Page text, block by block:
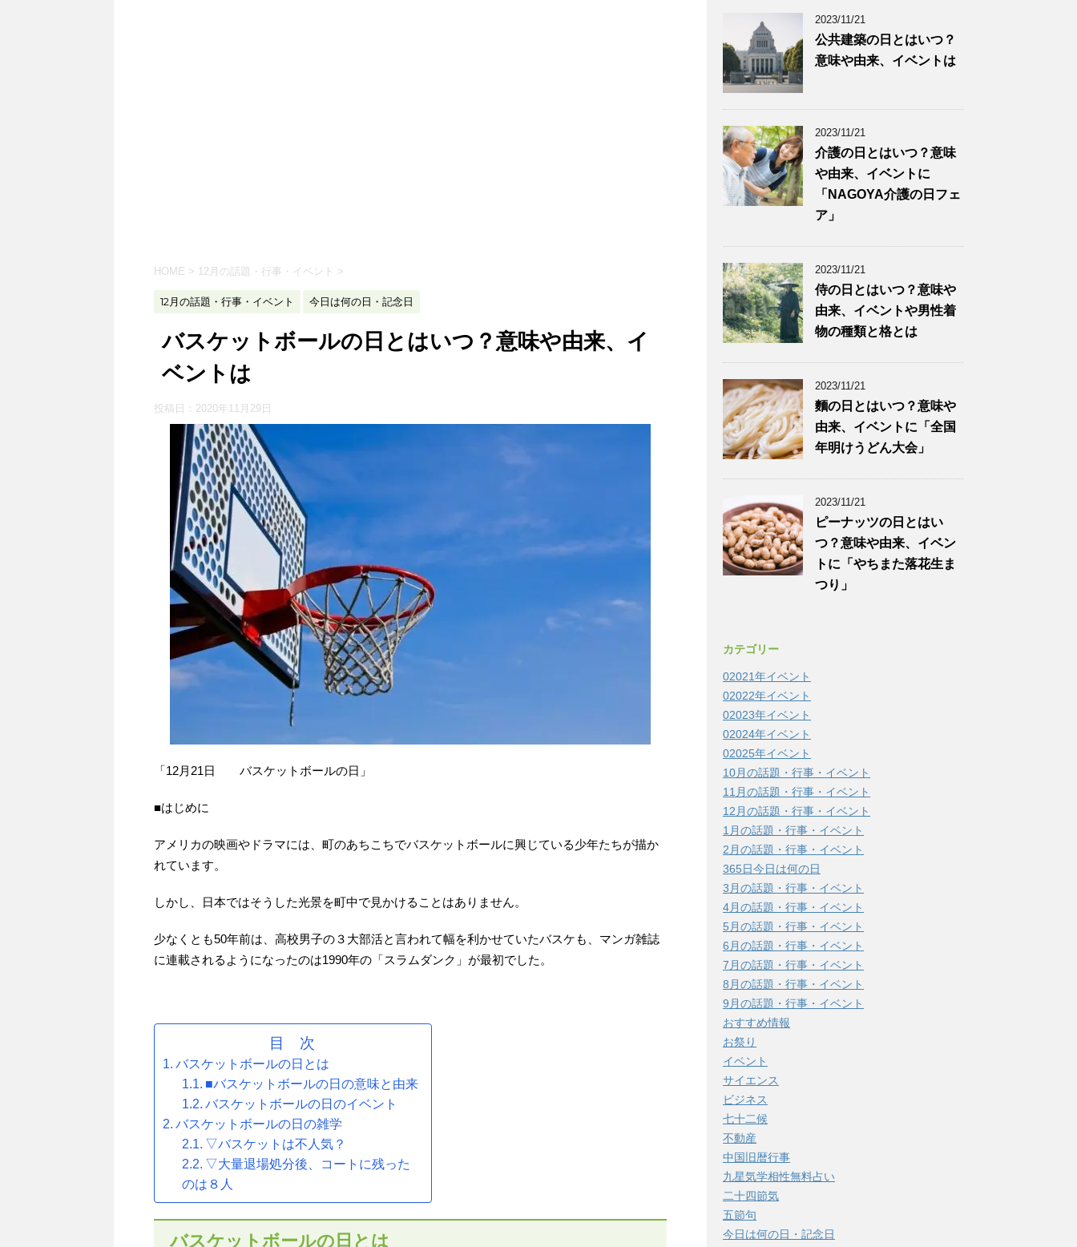
HOME > 12月の話題・行事・イベント >
12月の話題・行事・イベント 今日は何の日・記念日
バスケットボールの日とはいつ？意味や由来、イ
ベントは
投稿日： 2020年11月29日
「12月21日 バスケットボールの日」
■はじめに
アメリカの映画やドラマには、町のあちこちでバスケットボールに興じている少年たちが描か
れています。
しかし、日本ではそうした光景を町中で見かけることはありません。
少なくとも50年前は、高校男子の３大部活と言われて幅を利かせていたバスケも、マンガ雑誌
に連載されるようになったのは1990年の「スラムダンク」が最初でした。
目 次
バスケットボールの日とは
■バスケットボールの日の意味と由来
バスケットボールの日のイベント
バスケットボールの日の雑学
▽バスケットは不人気？
▽大量退場処分後、コートに残った
のは８人
バスケットボールの日とは
2023/11/21
公共建築の日とはいつ？
意味や由来、イベントは
2023/11/21
介護の日とはいつ？意味
や由来、イベントに
「NAGOYA介護の日フェ
ア」
2023/11/21
侍の日とはいつ？意味や
由来、イベントや男性着
物の種類と格とは
2023/11/21
麵の日とはいつ？意味や
由来、イベントに「全国
年明けうどん大会」
2023/11/21
ピーナッツの日とはい
つ？意味や由来、イベン
トに「やちまた落花生ま
つり」
カテゴリー
02021年イベント
02022年イベント
02023年イベント
02024年イベント
02025年イベント
10月の話題・行事・イベント
11月の話題・行事・イベント
12月の話題・行事・イベント
1月の話題・行事・イベント
2月の話題・行事・イベント
365日今日は何の日
3月の話題・行事・イベント
4月の話題・行事・イベント
5月の話題・行事・イベント
6月の話題・行事・イベント
7月の話題・行事・イベント
8月の話題・行事・イベント
9月の話題・行事・イベント
おすすめ情報
お祭り
イベント
サイエンス
ビジネス
七十二候
不動産
中国旧暦行事
九星気学相性無料占い
二十四節気
五節句
今日は何の日・記念日